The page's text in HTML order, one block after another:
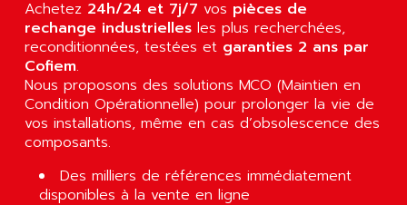
Achetez 24h/24 et 7j/7 vos pièces de
rechange industrielles les plus recherchées,
reconditionnées, testées et garanties 2 ans par
Cofiem.
Nous proposons des solutions MCO (Maintien en
Condition Opérationnelle) pour prolonger la vie de
vos installations, même en cas d’obsolescence des
composants.
Des milliers de références immédiatement
disponibles à la vente en ligne